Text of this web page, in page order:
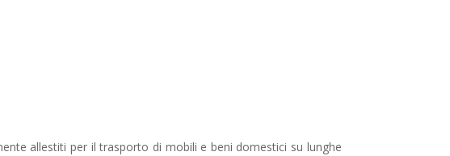
allestiti per il trasporto di mobili e beni domestici su lunghe